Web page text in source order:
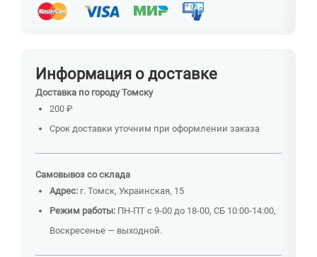
Информация о доставке
Доставка по городу Томску
200 ₽
Срок доставки уточним при оформлении заказа
Самовывоз со склада
Адрес: г. Томск, Украинская, 15
Режим работы: ПН-ПТ с 9-00 до 18-00, СБ 10:00-14:00,
Воскресенье — выходной.